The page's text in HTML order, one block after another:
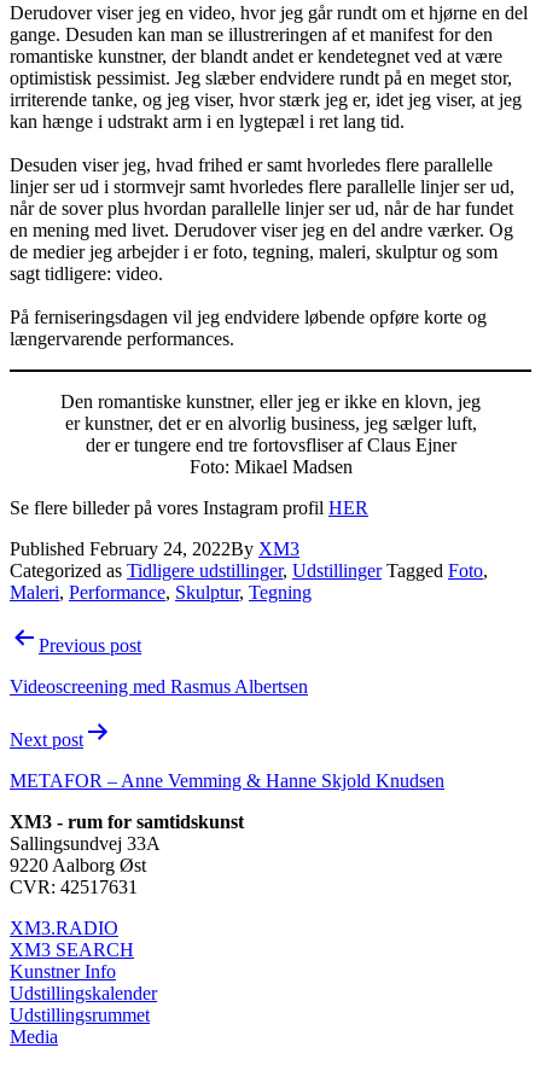
Derudover viser jeg en video, hvor jeg går rundt om et hjørne en del
gange. Desuden kan man se illustreringen af et manifest for den
romantiske kunstner, der blandt andet er kendetegnet ved at være
optimistisk pessimist. Jeg slæber endvidere rundt på en meget stor,
irriterende tanke, og jeg viser, hvor stærk jeg er, idet jeg viser, at jeg
kan hænge i udstrakt arm i en lygtepæl i ret lang tid.
Desuden viser jeg, hvad frihed er samt hvorledes flere parallelle
linjer ser ud i stormvejr samt hvorledes flere parallelle linjer ser ud,
når de sover plus hvordan parallelle linjer ser ud, når de har fundet
en mening med livet. Derudover viser jeg en del andre værker. Og
de medier jeg arbejder i er foto, tegning, maleri, skulptur og som
sagt tidligere: video.
På ferniseringsdagen vil jeg endvidere løbende opføre korte og
længervarende performances.
Den romantiske kunstner, eller jeg er ikke en klovn, jeg
er kunstner, det er en alvorlig business, jeg sælger luft,
der er tungere end tre fortovsfliser af Claus Ejner
Foto: Mikael Madsen
Se flere billeder på vores Instagram profil HER
Published February 24, 2022By XM3
Categorized as Tidligere udstillinger, Udstillinger Tagged Foto,
Maleri, Performance, Skulptur, Tegning
PostPrevious post
Videoscreening med Rasmus Albertsen
Next post
METAFOR – Anne Vemming & Hanne Skjold Knudsen
XM3 - rum for samtidskunst
Sallingsundvej 33A
9220 Aalborg Øst
CVR: 42517631
XM3.RADIO
XM3 SEARCH
Kunstner Info
Udstillingskalender
Udstillingsrummet
Media